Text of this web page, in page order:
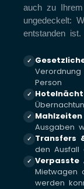
auch zu
ungedeckelt:
entstanden ist.
✓
Person
✓
✓
Ausgaben
✓ Transfers
den Ausfall
✓ Verpasste
Mietwagen
werden